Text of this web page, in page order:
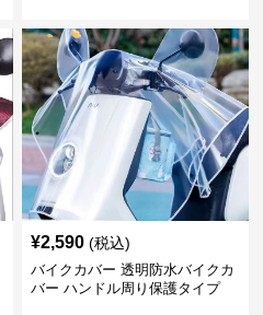
¥2,590 (税込)
バイクカバー 透明防水バイクカ
バー ハンドル周り保護タイプ